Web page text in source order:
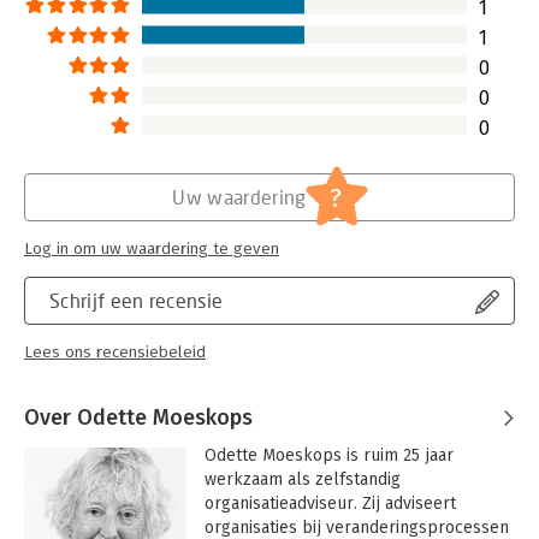
1
1
0
0
0
Schrijf een recensie
Lees ons recensiebeleid
Uw waardering ?
Log in om uw waardering te geven
Over Odette Moeskops
Odette Moeskops is ruim 25 jaar
werkzaam als zelfstandig
organisatieadviseur. Zij adviseert
organisaties bij veranderingsprocessen